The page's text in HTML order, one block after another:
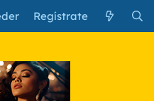
Regístrate